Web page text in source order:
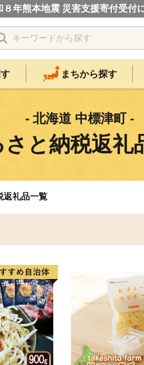
８年熊本地震 災害支援寄付受付
まちから探す
- 北海道 中標津町 -
と納税返礼
返礼品一覧